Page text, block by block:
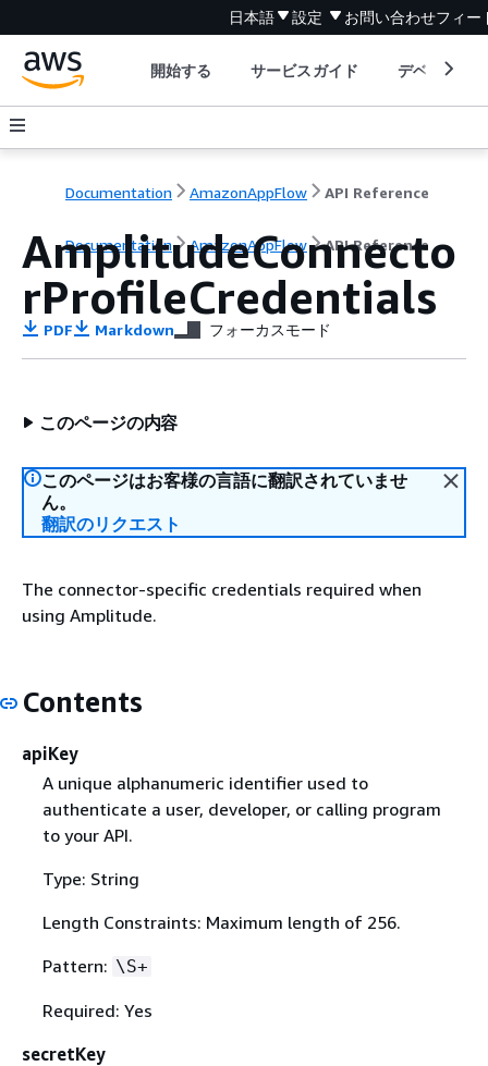
日本語 設定 お問い合わせフィー
開始する サービスガイド デベロッパ
Documentation AmazonAppFlow API Reference
Documentation AmazonAppFlow API Reference
AmplitudeConnecto
rProfileCredentials
PDF Markdown フォーカスモード
このページの内容
このページはお客様の言語に翻訳されていませ
ん。
翻訳のリクエスト
The connector-specific credentials required when
using Amplitude.
Contents
apiKey
A unique alphanumeric identifier used to
authenticate a user, developer, or calling program
to your API.
Type: String
Length Constraints: Maximum length of 256.
Pattern: \S+
Required: Yes
secretKey